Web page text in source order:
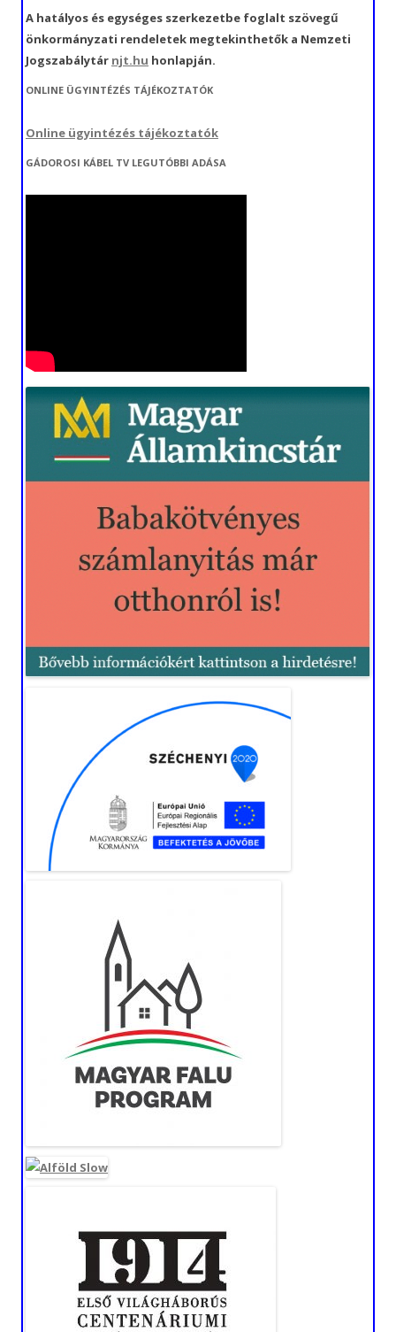
A hatályos és egységes szerkezetbe foglalt szövegű
önkormányzati rendeletek megtekinthetők a Nemzeti
Jogszabálytár njt.hu honlapján.
ONLINE ÜGYINTÉZÉS TÁJÉKOZTATÓK
Online ügyintézés tájékoztatók
GÁDOROSI KÁBEL TV LEGUTÓBBI ADÁSA